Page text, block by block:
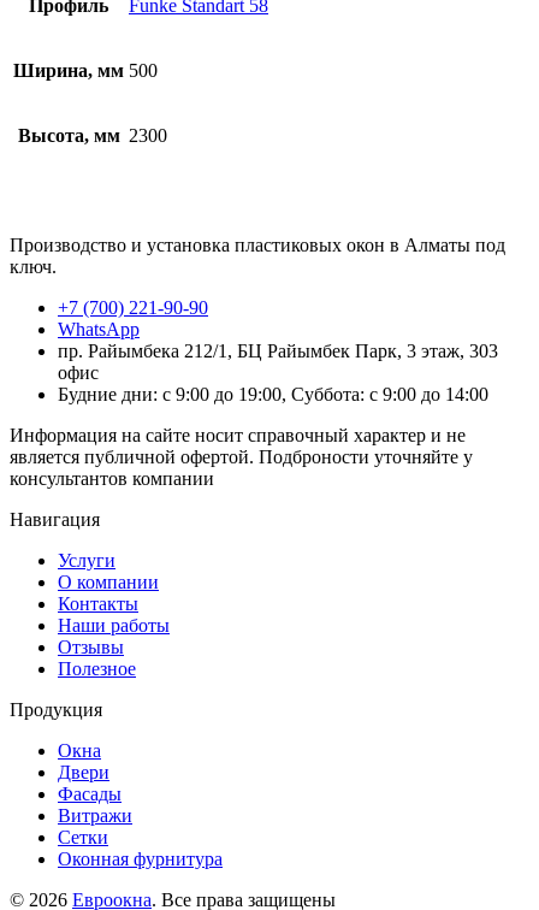
Профиль Funke Standart 58
Ширина, мм 500
Высота, мм 2300
Производство и установка пластиковых окон в Алматы под
ключ.
+7 (700) 221-90-90
WhatsApp
пр. Райымбека 212/1, БЦ Райымбек Парк, 3 этаж, 303
офис
Будние дни: с 9:00 до 19:00, Суббота: с 9:00 до 14:00
Информация на сайте носит справочный характер и не
является публичной офертой. Подброности уточняйте у
консультантов компании
Навигация
Услуги
О компании
Контакты
Наши работы
Отзывы
Полезное
Продукция
Окна
Двери
Фасады
Витражи
Сетки
Оконная фурнитура
© 2026 Евроокна. Все права защищены